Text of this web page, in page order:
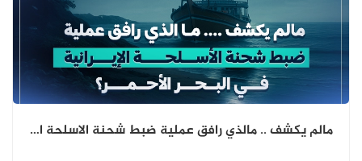
مالم يكشف .. مالذي رافق عملية ضبط شحنة الاسلحة الايرانية في البحر الاحمر؟